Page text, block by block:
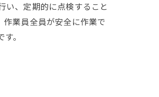
い、定期的に点検すること
業員全員が安全に作業で
。